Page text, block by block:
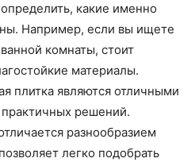
какие именно
Например, если вы ищете
комнаты, стоит
материалы.
плитка являются отличными
решений.
разнообразием
легко подобрать